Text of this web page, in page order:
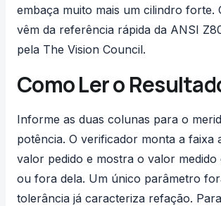
embaça muito mais um cilindro forte.
vêm da referência rápida da ANSI
pela The Vision Council.
Como Ler o
Informe as duas colunas para o
potência. O verificador monta a faixa
valor pedido e mostra o valor
ou fora dela. Um único parâmetro
tolerância já caracteriza refação.